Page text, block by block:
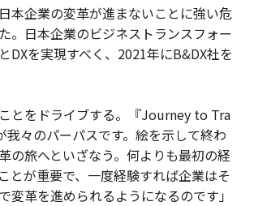
本企業の変革が進まないことに強い危
。日本企業のビジネストランスフォー
DXを実現すべく、2021年にB&DX社を
ことをドライブする。『Journey to Tra
々のパーパスです。絵を示して終わ
の旅へといざなう。何よりも最初の経
とが重要で、一度経験すれば企業はそ
変革を進められるようになるのです」